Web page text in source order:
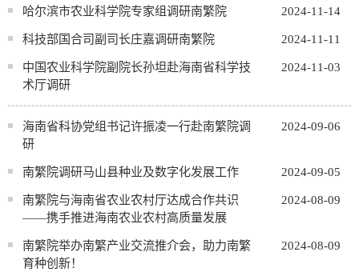
哈尔滨市农业科学院专家组调研南繁院 2024-11-14
科技部国合司副司长庄嘉调研南繁院 2024-11-11
中国农业科学院副院长孙坦赴海南省科学技
术厅调研
2024-11-03
海南省科协党组书记许振凌一行赴南繁院调
研
2024-09-06
南繁院调研马山县种业及数字化发展工作 2024-09-05
南繁院与海南省农业农村厅达成合作共识
——携手推进海南农业农村高质量发展
2024-08-09
南繁院举办南繁产业交流推介会，助力南繁
育种创新！
2024-08-09